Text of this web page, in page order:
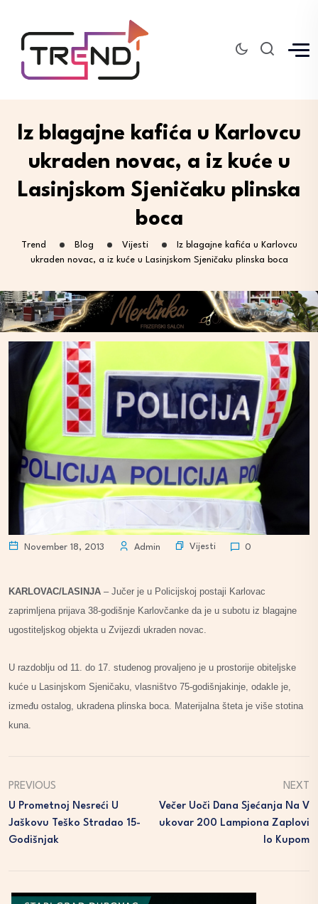
Iz blagajne kafića u Karlovcu
ukraden novac, a iz kuće u
Lasinjskom Sjeničaku plinska
boca
Trend Blog Vijesti
Iz blagajne kafića u Karlovcu
ukraden novac, a iz kuće u Lasinjskom Sjeničaku plinska boca
November 18, 2013 Admin Vijesti 0
KARLOVAC/LASINJA – Jučer je u Policijskoj postaji Karlovac
zaprimljena prijava 38-godišnje Karlovčanke da je u subotu iz blagajne
ugostiteljskog objekta u Zvijezdi ukraden novac.
U razdoblju od 11. do 17. studenog provaljeno je u prostorije obiteljske
kuće u Lasinjskom Sjeničaku, vlasništvo 75-godišnjakinje, odakle je,
između ostalog, ukradena plinska boca. Materijalna šteta je više stotina
kuna.
PREVIOUS
U Prometnoj Nesreći U
Jaškovu Teško Stradao 15-
Godišnjak
NEXT
Večer Uoči Dana Sjećanja Na V
Ukovar 200 Lampiona Zaplovi
Lo Kupom